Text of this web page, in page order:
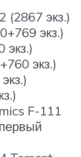
экз.)
экз.)
экз.)
F-111